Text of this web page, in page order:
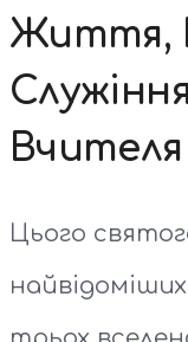
Життя,
Вчителя
Цього